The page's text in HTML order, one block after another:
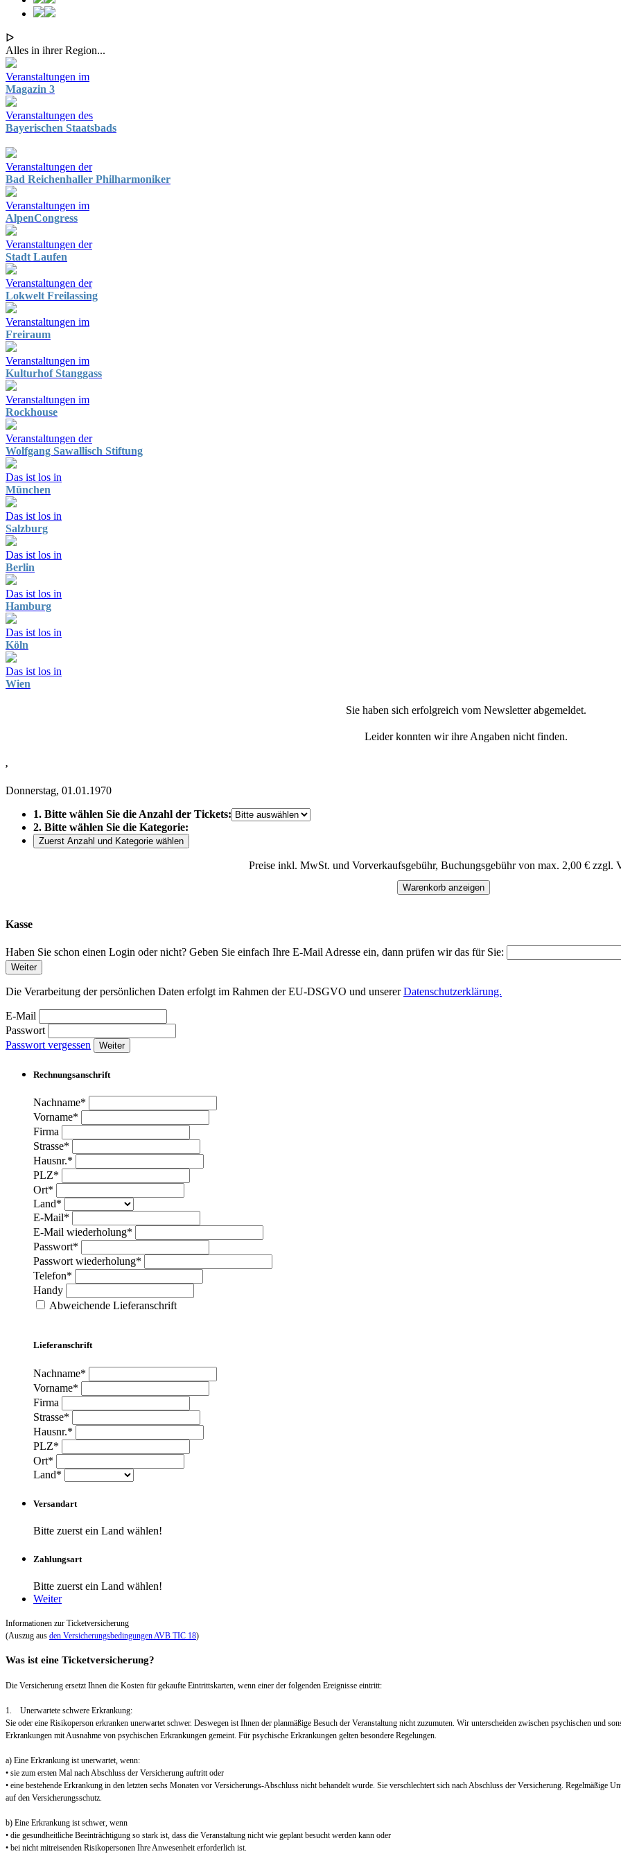
ᐅ
Alles in ihrer Region...
Veranstaltungen im
Magazin 3
Veranstaltungen des
Bayerischen Staatsbads
Veranstaltungen der
Bad Reichenhaller Philharmoniker
Veranstaltungen im
AlpenCongress
Veranstaltungen der
Stadt Laufen
Veranstaltungen der
Lokwelt Freilassing
Veranstaltungen im
Freiraum
Veranstaltungen im
Kulturhof Stanggass
Veranstaltungen im
Rockhouse
Veranstaltungen der
Wolfgang Sawallisch Stiftung
Das ist los in
München
Das ist los in
Salzburg
Das ist los in
Berlin
Das ist los in
Hamburg
Das ist los in
Köln
Das ist los in
Wien
Sie haben sich erfolgreich vom Newsletter abgemeldet.
Leider konnten wir ihre Angaben nicht finden.
,
Donnerstag, 01.01.1970
1. Bitte wählen Sie die Anzahl der Tickets:
2. Bitte wählen Sie die Kategorie:
Zuerst Anzahl und Kategorie wählen
Preise inkl. MwSt. und Vorverkaufsgebühr, Buchungsgebühr von max. 2,00 € zzgl.
Warenkorb anzeigen
Kasse
Haben Sie schon einen Login oder nicht? Geben Sie einfach Ihre E-Mail Adresse ein, dann prüfen wir das für Sie:
Weiter
Die Verarbeitung der persönlichen Daten erfolgt im Rahmen der EU-DSGVO und unsererDatenschutzerklärung.
E-Mail
Passwort
Passwort vergessen
Weiter
Rechnungsanschrift
Nachname*
Vorname*
Firma
Strasse*
Hausnr.*
PLZ*
Ort*
Land*
E-Mail*
E-Mail wiederholung*
Passwort*
Passwort wiederholung*
Telefon*
Handy
Abweichende Lieferanschrift
Lieferanschrift
Nachname*
Vorname*
Firma
Strasse*
Hausnr.*
PLZ*
Ort*
Land*
Versandart
Bitte zuerst ein Land wählen!
Zahlungsart
Bitte zuerst ein Land wählen!
Weiter
Informationen zur Ticketversicherung
(Auszug aus den Versicherungsbedingungen AVB TIC 18)
Was ist eine Ticketversicherung?
Die Versicherung ersetzt Ihnen die Kosten für gekaufte Eintrittskarten, wenn einer der folgenden Ereignisse eintritt:
1. Unerwartete schwere Erkrankung:
Sie oder eine Risikoperson erkranken unerwartet schwer. Deswegen ist Ihnen der planmäßige Besuch der Veranstaltung nicht zuzumuten. Wir unterscheiden zwischen psychischen und
Erkrankungen mit Ausnahme von psychischen Erkrankungen gemeint. Für psychische Erkrankungen gelten besondere Regelungen.
a) Eine Erkrankung ist unerwartet, wenn:
• sie zum ersten Mal nach Abschluss der Versicherung auftritt oder
• eine bestehende Erkrankung in den letzten sechs Monaten vor Versicherungs-Abschluss nicht behandelt wurde. Sie verschlechtert sich nach Abschluss der Versicherung. Regelmäßige
auf den Versicherungsschutz.
b) Eine Erkrankung ist schwer, wenn
• die gesundheitliche Beeinträchtigung so stark ist, dass die Veranstaltung nicht wie geplant besucht werden kann oder
• bei nicht mitreisenden Risikopersonen Ihre Anwesenheit erforderlich ist.